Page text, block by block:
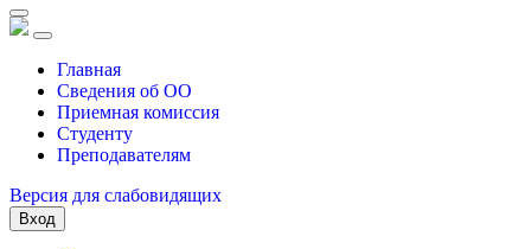
Главная
Сведения об ОО
Приемная комиссия
Студенту
Преподавателям
Версия для слабовидящих
Вход